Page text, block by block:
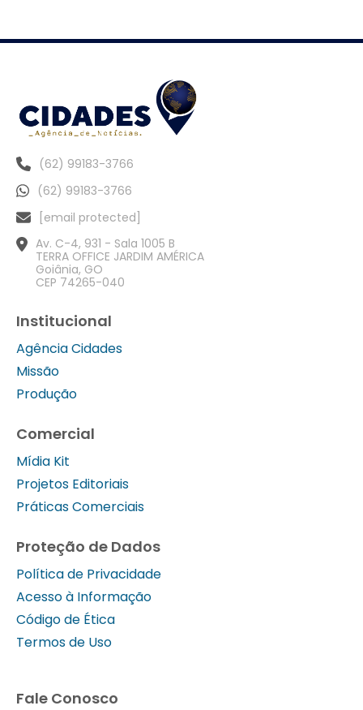
(62) 99183-3766
(62) 99183-3766
[email protected]
Av. C-4, 931 - Sala 1005 B
TERRA OFFICE JARDIM AMÉRICA
Goiânia, GO
CEP 74265-040
Institucional
Agência Cidades
Missão
Produção
Comercial
Mídia Kit
Projetos Editoriais
Práticas Comerciais
Proteção de Dados
Política de Privacidade
Acesso à Informação
Código de Ética
Termos de Uso
Fale Conosco